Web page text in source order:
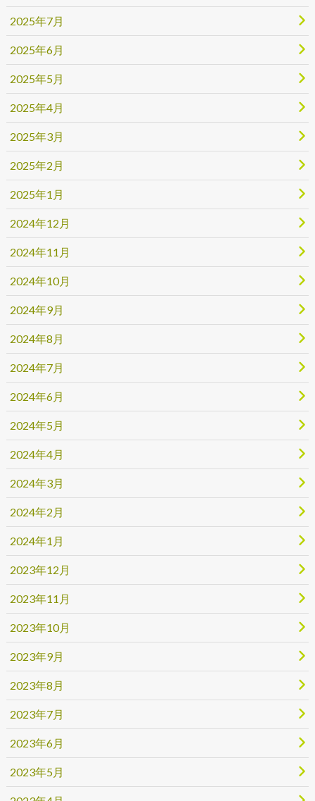
2025年7月
2025年6月
2025年5月
2025年4月
2025年3月
2025年2月
2025年1月
2024年12月
2024年11月
2024年10月
2024年9月
2024年8月
2024年7月
2024年6月
2024年5月
2024年4月
2024年3月
2024年2月
2024年1月
2023年12月
2023年11月
2023年10月
2023年9月
2023年8月
2023年7月
2023年6月
2023年5月